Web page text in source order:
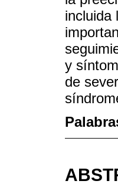
incluida
y
de